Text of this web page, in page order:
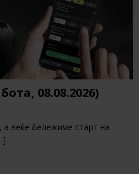
08.08.2026)
а веќе бележиме старт на